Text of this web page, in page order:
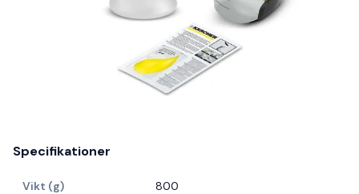
Specifikationer
Vikt (g) 800